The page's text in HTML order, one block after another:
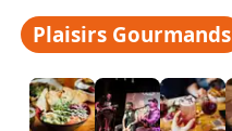
Plaisirs Gourmands